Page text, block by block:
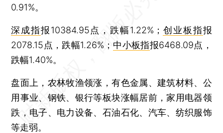
0.91%。
深成指报10384.95点，跌幅1.22%； 创业板指报
2078.15点，跌幅1.26%； 中小板指报6468.09点，
跌幅1.40%。
盘面上，农林牧渔领涨，有色金属、建筑材料、公
用事业、钢铁、银行等板块涨幅居前，家用电器领
跌，电子、电力设备、石油石化、汽车、纺织服饰
等走弱。